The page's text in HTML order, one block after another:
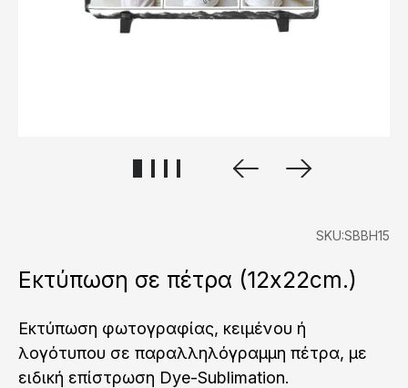
SKU:SBBH15
Εκτύπωση σε πέτρα (12x22cm.)
Εκτύπωση φωτογραφίας, κειμένου ή
λογότυπου σε παραλληλόγραμμη πέτρα, με
ειδική επίστρωση Dye-Sublimation.